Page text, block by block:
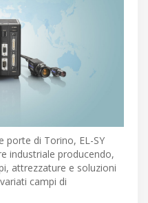
porte di Torino, EL-SY
industriale producendo,
attrezzature e soluzioni
campi di